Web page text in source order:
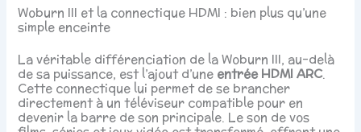
Woburn III et la connectique HDMI : bien plus qu’une
simple enceinte
La véritable différenciation de la Woburn III, au-delà
de sa puissance, est l’ajout d’une entrée HDMI ARC.
Cette connectique lui permet de se brancher
directement à un téléviseur compatible pour en
devenir la barre de son principale. Le son de vos